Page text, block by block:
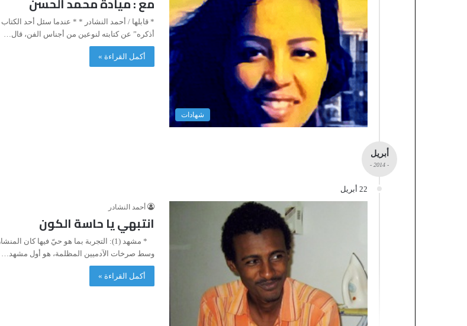
شهادات
* قابلها / أحمد النشادر * * عندما سئل أحد الكتاب
أذكره” عن كتابته لنوعين من أجناس الفن، قال…
أكمل القراءة »
أبريل
- 2014 -
22 أبريل
أحمد النشادر
انتبهي يا حاسة الكون
* مشهد (1): التجربة بما هو حيّ فيها كان
وسط صرخات الآدميين المظلمة، هو أول مشهد…
أكمل القراءة »